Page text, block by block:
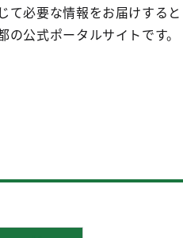
て必要な情報をお届けする
公式ポータルサイトです。